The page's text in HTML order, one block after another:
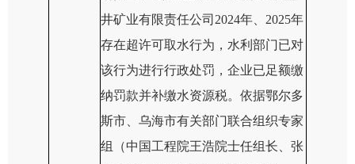
井矿业有限责任公司2024年
2025年
存在超许可取水行为，水利部门已对
该行为进行行政处罚，企业已足额缴
纳罚款并补缴水资源税。 依据鄂尔多
斯市、乌海市有关部门联合组织专家
组（中国工程院王浩院士任组长、张